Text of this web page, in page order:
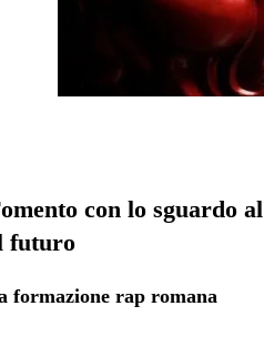
con lo sguardo al
futuro
formazione rap romana